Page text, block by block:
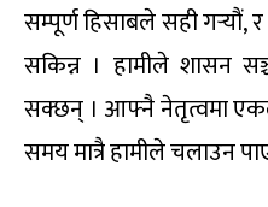
सम्पूर्ण हिसाबले सही गर्‍यौं,
सकिन्न । हामीले शासन
सक्छन् । आफ्नै नेतृत्वमा
समय मात्रै हामीले चलाउन